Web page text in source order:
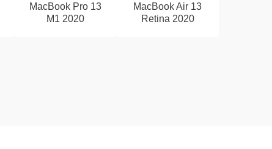
MacBook Pro 13
M1 2020
MacBook Air 13
Retina 2020